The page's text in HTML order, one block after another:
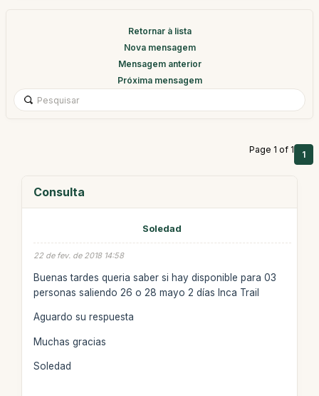
Retornar à lista
Nova mensagem
Mensagem anterior
Próxima mensagem
Page 1 of 1 1
Consulta
Soledad
22 de fev. de 2018 14:58
Buenas tardes queria saber si hay disponible para 03
personas saliendo 26 o 28 mayo 2 días Inca Trail
Aguardo su respuesta
Muchas gracias
Soledad